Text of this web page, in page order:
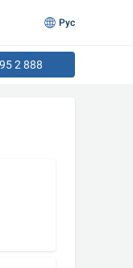
2 888
Рус